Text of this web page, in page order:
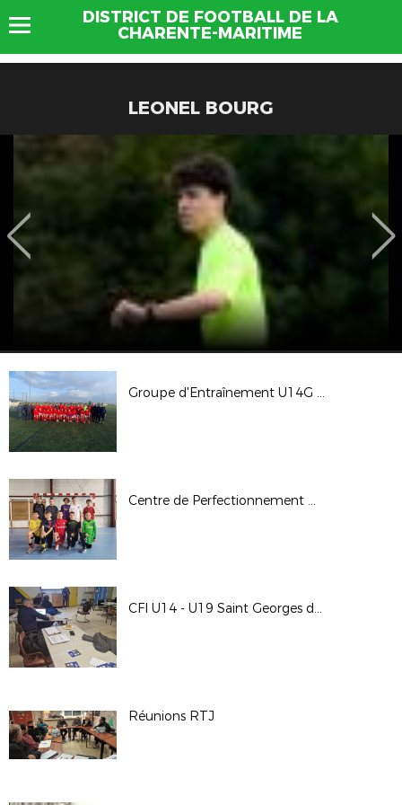
DISTRICT DE FOOTBALL DE LA
CHARENTE-MARITIME
LEONEL BOURG
Groupe d'Entraînement U14G Pôle Espoirs
Centre de Perfectionnement Gardien de But
CFI U14 - U19 Saint Georges des Coteaux et Aunis Avenir
Réunions RTJ